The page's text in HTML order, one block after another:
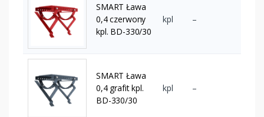
SMART Ława
0,4 czerwony
kpl. BD-330/30
kpl –
SMART Ława
0,4 grafit kpl.
BD-330/30
kpl –